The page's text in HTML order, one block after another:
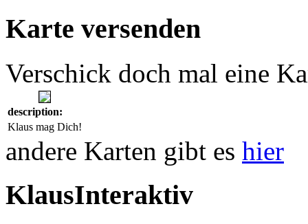
Karte versenden
Verschick doch mal eine
description:
Klaus mag Dich!
andere Karten gibt es hier
KlausInteraktiv